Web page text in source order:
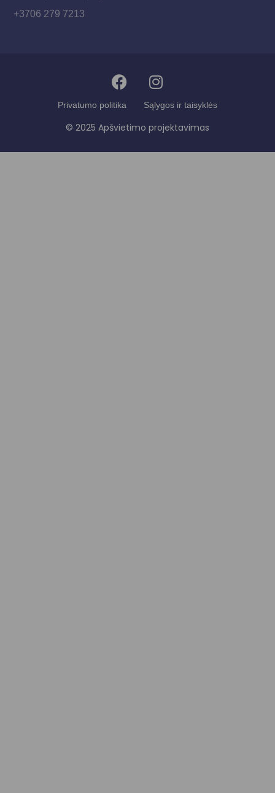
+3706 279 7213
Privatumo politika Sąlygos ir taisyklės
© 2025 Apšvietimo projektavimas